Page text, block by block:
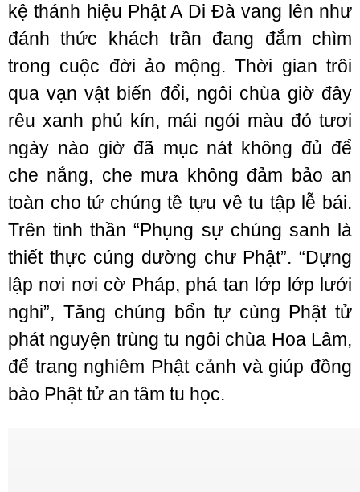
kệ thánh hiệu Phật A Di Đà vang lên như
đánh thức khách trần đang đắm chìm
trong cuộc đời ảo mộng. Thời gian trôi
qua vạn vật biến đổi, ngôi chùa giờ đây
rêu xanh phủ kín, mái ngói màu đỏ tươi
ngày nào giờ đã mục nát không đủ để
che nắng, che mưa không đảm bảo an
toàn cho tứ chúng tề tựu về tu tập lễ bái.
Trên tinh thần “Phụng sự chúng sanh là
thiết thực cúng dường chư Phật”. “Dựng
lập nơi nơi cờ Pháp, phá tan lớp lớp lưới
nghi”, Tăng chúng bổn tự cùng Phật tử
phát nguyện trùng tu ngôi chùa Hoa Lâm,
để trang nghiêm Phật cảnh và giúp đồng
bào Phật tử an tâm tu học.